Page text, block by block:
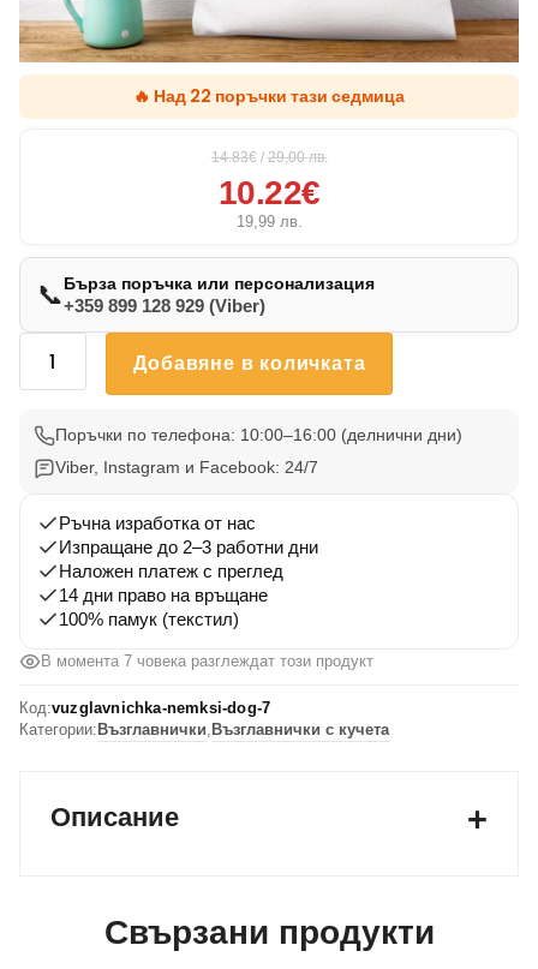
🔥 Над 22 поръчки тази седмица
14.83€ / 29,00лв.
10.22€
19,99 лв.
📞Бърза поръчка или персонализация
+359 899 128 929 (Viber)
количество
Възглавничка
Немкси
Дог
Добавяне в количката
Поръчки по телефона: 10:00–16:00 (делнични дни)
Viber, Instagram и Facebook: 24/7
Ръчна изработка от нас
Изпращане до 2–3 работни дни
Наложен платеж с преглед
14 дни право на връщане
100% памук (текстил)
В момента 7 човека разглеждат този продукт
Код:vuzglavnichka-nemksi-dog-7
Категории: Възглавнички, Възглавнички с кучета
Описание
Свързани продукти